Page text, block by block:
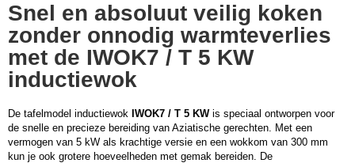
Snel en absoluut veilig koken
zonder onnodig warmteverlies
met de IWOK7 / T 5 KW
inductiewok
De tafelmodel inductiewok IWOK7 / T 5 KWis speciaal ontworpen voor
de snelle en precieze bereiding van Aziatische gerechten. Met een
vermogen van 5 kW als krachtige versie en een wokkom van 300 mm
kun je ook grotere hoeveelheden met gemak bereiden. De